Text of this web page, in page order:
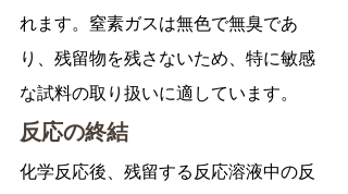
れます。窒素ガスは無色で無臭であ
り、残留物を残さないため、特に敏感
な試料の取り扱いに適しています。
反応の終結
化学反応後、残留する反応溶液中の反